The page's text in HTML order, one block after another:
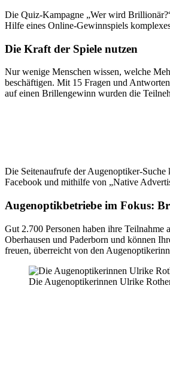
Die Quiz-Kampagne „Wer wird
Hilfe eines Online-Gewinnspiels
Die Kraft der Spiele nutzen
Nur wenige Menschen wissen, welche
beschäftigen. Mit 15 Fragen und
auf einen Brillengewinn wurden die
Die Seitenaufrufe der Augenoptiker-
Facebook und mithilfe von „Native
Augenoptikbetriebe im Fokus:
Gut 2.700 Personen haben ihre
Oberhausen und Paderborn und können
freuen, überreicht von den
Die Augenoptikerinnen Ulrike